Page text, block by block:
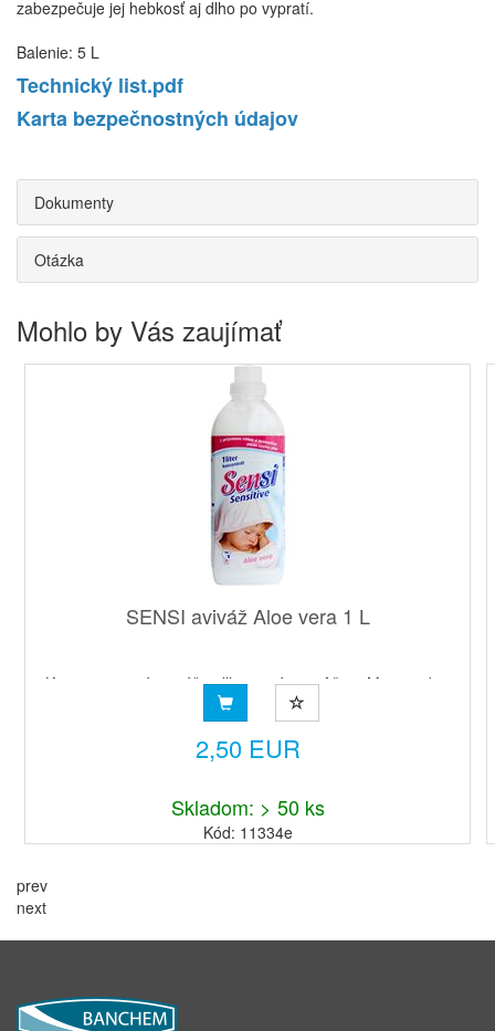
zabezpečuje jej hebkosť aj dlho po vypratí.
Balenie: 5 L
Technický list.pdf
Karta bezpečnostných údajov
Dokumenty
Otázka
Mohlo by Vás zaujímať
SENSI aviváž Aloe vera 1 L
Koncentrovaná aviváž s dlhotrvajúcou vôňou. Mimoriadne
obľúbené vône, ktorých výberbol podmienený dlhodobým
sp...
2,50 EUR
Skladom: > 50 ks
Kód: 11334e
prev
next